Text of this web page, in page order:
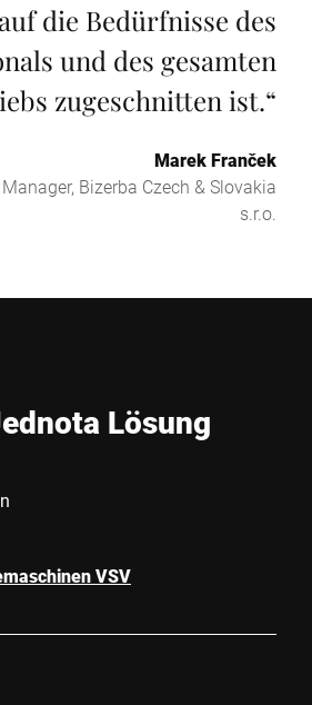
die Bedürfnisse des
und des gesamten
zugeschnitten ist.“
Marek Franček
Bizerba Czech & Slovakia
s.r.o.
Lösung
VSV